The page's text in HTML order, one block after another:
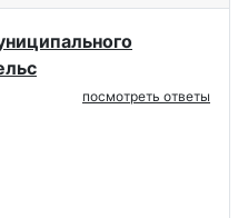
посмотреть ответы